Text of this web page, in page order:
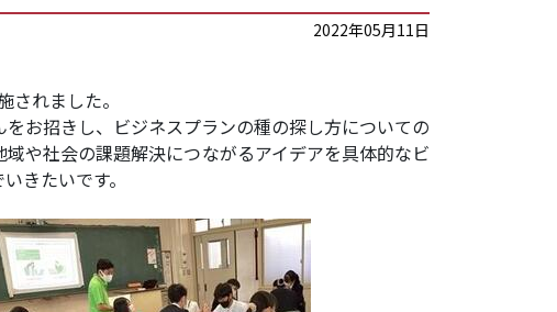
2022年05月11日
れました。
お招きし、ビジネスプランの種の探し方についての
や社会の課題解決につながるアイデアを具体的なビ
きたいです。